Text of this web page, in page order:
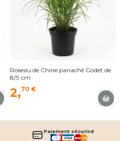
Roseau de Chine panaché Godet de
8/9 cm
2,70 €
Paiement sécurisé